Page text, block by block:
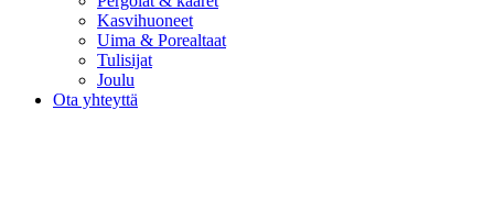
Kasvihuoneet
Uima & Porealtaat
Tulisijat
Joulu
Ota yhteyttä